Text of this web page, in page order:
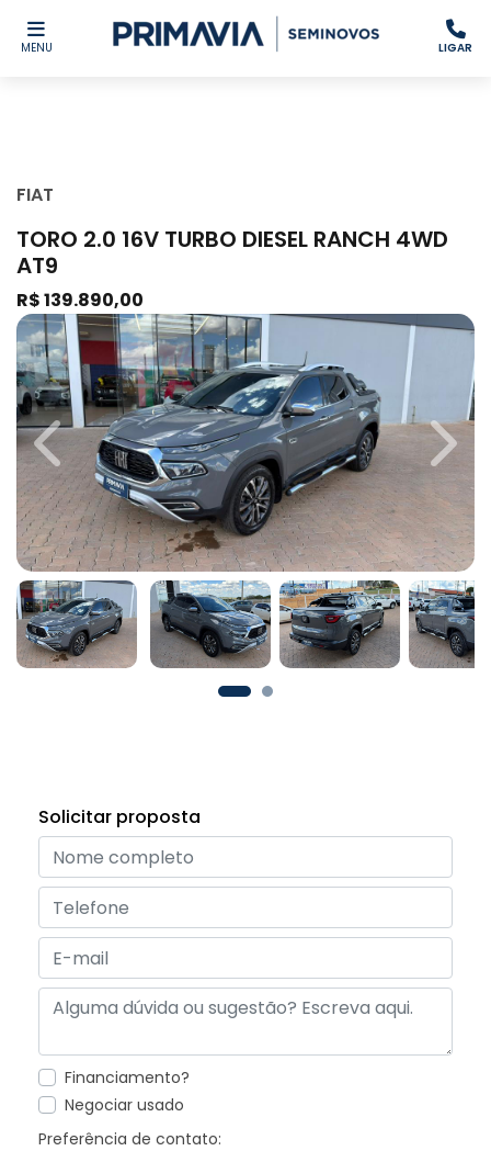
MENU LIGAR
FIAT
TORO 2.0 16V TURBO DIESEL RANCH 4WD
AT9
R$ 139.890,00
Previous Next
Solicitar proposta
Financiamento?
Negociar usado
Preferência de contato: